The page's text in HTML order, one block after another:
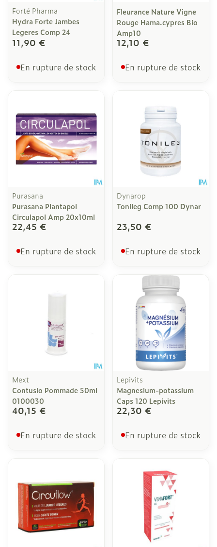
Forté Pharma
Hydra Forte Jambes
Legeres Comp 24
11,90 €
En rupture de stock
Fleurance Nature Vigne
Rouge Hama.cypres Bio
Amp10
12,10 €
En rupture de stock
Purasana
Purasana Plantapol
Circulapol Amp 20x10ml
22,45 €
En rupture de stock
Dynarop
Tonileg Comp 100 Dynar
23,50 €
En rupture de stock
Mext
Contusio Pommade 50ml
0100030
40,15 €
En rupture de stock
Lepivits
Magnesium-potassium
Caps 120 Lepivits
22,30 €
En rupture de stock